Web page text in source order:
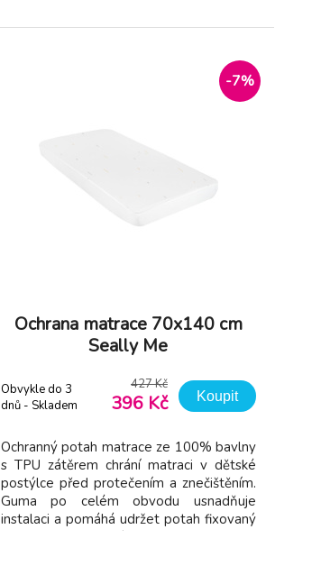
-7%
Ochrana matrace 70x140 cm
Seally Me
Obvykle do 3
dnů - Skladem
427 Kč
396 Kč Koupit
Ochranný potah matrace ze 100% bavlny
s TPU zátěrem chrání matraci v dětské
postýlce před protečením a znečištěním.
Guma po celém obvodu usnadňuje
instalaci a pomáhá udržet potah fixovaný